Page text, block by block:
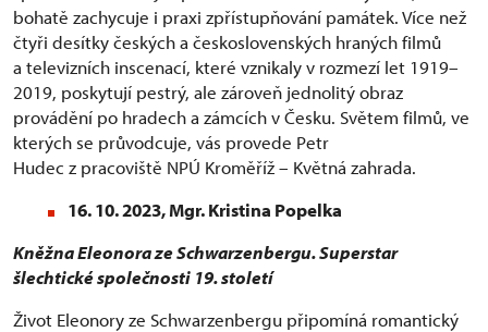
bohatě zachycuje i praxi zpřístupňování památek. Více než
čtyři desítky českých a československých hraných filmů
a televizních inscenací, které vznikaly v rozmezí let 1919–
2019, poskytují pestrý, ale zároveň jednolitý obraz
provádění po hradech a zámcích v Česku. Světem filmů, ve
kterých se průvodcuje, vás provede Petr
Hudec z pracoviště NPÚ Kroměříž – Květná zahrada.
16. 10. 2023, Mgr. Kristina Popelka
Kněžna Eleonora ze Schwarzenbergu.Superstar
šlechtické společnosti 19. století
Život Eleonory ze Schwarzenbergu připomíná romantický